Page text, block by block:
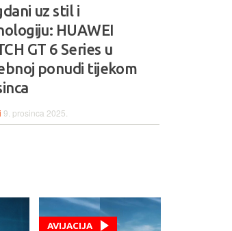
uz stil i
HUAWEI
GT 6 Series u
ponudi tijekom
9. prosinca 2025.
AVIJACIJA